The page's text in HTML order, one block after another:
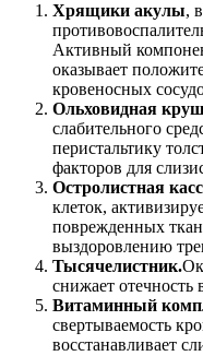
Хрящики акулы,
Активный
оказывает
кровеносных
Ольховидная
слабительного
перистальтику
факторов для
Остролистная
клеток,
поврежденных
выздоровлению
Тысячелистник.
снижает отечность
Витаминный
свертываемость
восстанавливает